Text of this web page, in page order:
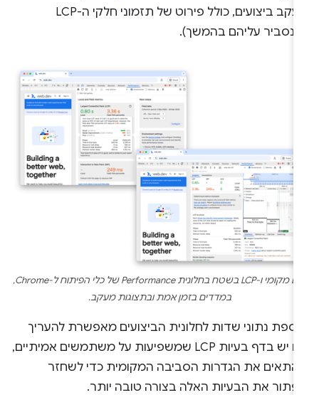
מעקב ביצועים, כולל פירוט של תזמוני חלקי ה-LCP
עליהם בהמשך).
‫LCP מקומי ו-LCP בשטח בחלונית Performance של כלי הפיתוח ל-Chrome,
במדדים בזמן אמת ובתצוגות מעקב.
נתוני שדות לחלונית הביצועים מאפשרת להעריך
אם יש בדף בעיות LCP שמשפיעות על משתמשים אמיתיים,
את הגדרות הסביבה המקומית כדי לשחזר
את הבעיות האלה בצורה טובה יותר.